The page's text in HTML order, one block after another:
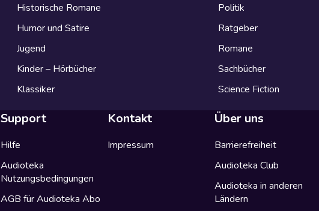
Historische Romane
Humor und Satire
Jugend
Kinder – Hörbücher
Klassiker
Politik
Ratgeber
Romane
Sachbücher
Science Fiction
Support
Hilfe
Audioteka
Nutzungsbedingungen
AGB für Audioteka Abo
Kontakt
Impressum
Über uns
Barrierefreiheit
Audioteka Club
Audioteka in anderen
Ländern